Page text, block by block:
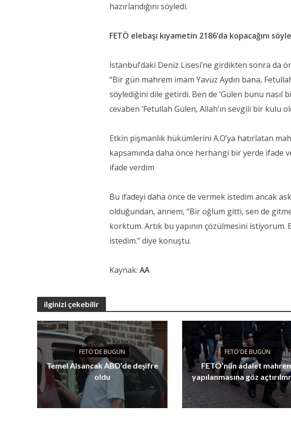
hazırlandığını söyledi.
FETÖ elebaşı kıyametin 2186’da kopacağını
İstanbul’daki Deniz Lisesi’ne girdikten sonra da
“Bir gün mahrem imam Yavuz Aydın bana,
söylediğini dile getirdi. Ben de ‘Gülen bunu nasıl
cevaben ‘Fetullah Gülen, Allah’ın sevgili bir kulu
Etkin pişmanlık hükümlerini A.O’ya hatırlatan
kapsamında daha önce herhangi bir yerde ifade
ifade verdim
Bu ifadeyi daha önce de vermek istedim ancak
olduğundan, annem, “Bir oğlum gitti, sen de
korktum. Artık bu yapının çözülmesini
istedim.” diye konuştu.
Kaynak:AA
ilginizi çekebilir
FETÖ'DE BUGÜN
Temel Alsancak ABD’de deşifre
oldu
FETÖ'DE BUGÜN
FETÖ’nün adalet
yapılanmasına göz